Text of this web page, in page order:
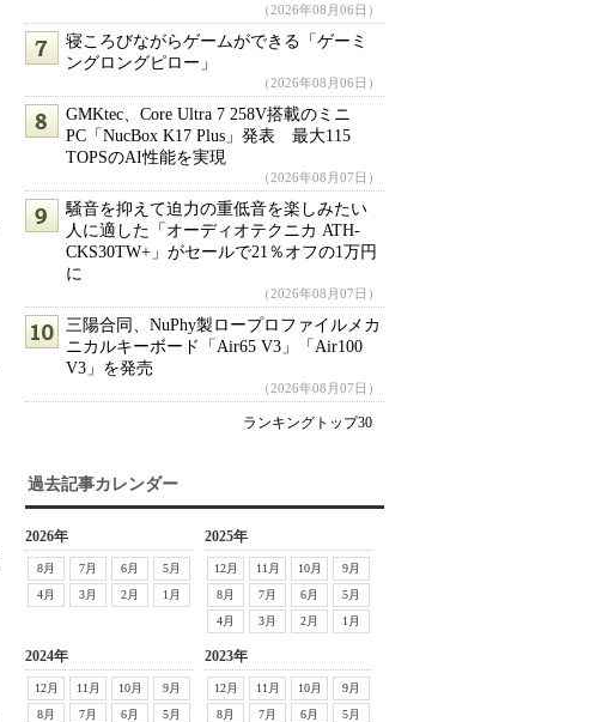
（2026年08月06日）
寝ころびながらゲームができる「ゲーミ
ングロングピロー」
（2026年08月06日）
GMKtec、Core Ultra 7 258V搭載のミニ
PC「NucBox K17 Plus」発表 最大115
TOPSのAI性能を実現
（2026年08月07日）
騒音を抑えて迫力の重低音を楽しみたい
人に適した「オーディオテクニカ ATH-
CKS30TW+」がセールで21％オフの1万円
に
（2026年08月07日）
三陽合同、NuPhy製ロープロファイルメカ
ニカルキーボード「Air65 V3」「Air100
V3」を発売
（2026年08月07日）
ランキングトップ30
過去記事カレンダー
2026年
8月 7月 6月
5月
4月
3月 2月 1月
2025年
12月 11月 10月
9月
8月
7月 6月
5月
4月
3月 2月 1月
2024年
12月 11月 10月
9月
8月
7月 6月
5月
2023年
12月 11月 10月
9月
8月
7月 6月
5月